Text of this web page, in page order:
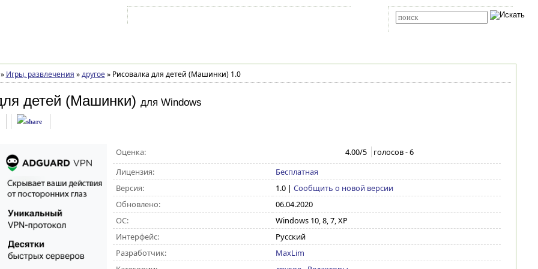
» Игры, развлечения » другое »Рисовалка для детей (Машинки) 1.0
детей (Машинки) для Windows
Оценка: 4.00/5 голосов -6
Лицензия:
Бесплатная
Версия:
1.0| Сообщить о новой версии
Обновлено:
06.04.2020
ОС:
Windows 10, 8, 7, XP
Интерфейс:
Русский
Разработчик:
MaxLim